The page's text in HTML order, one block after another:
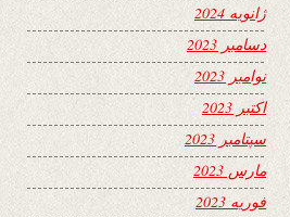
ژانویه 2024
دسامبر 2023
نوامبر 2023
اکتبر 2023
سپتامبر 2023
مارس 2023
فوریه 2023